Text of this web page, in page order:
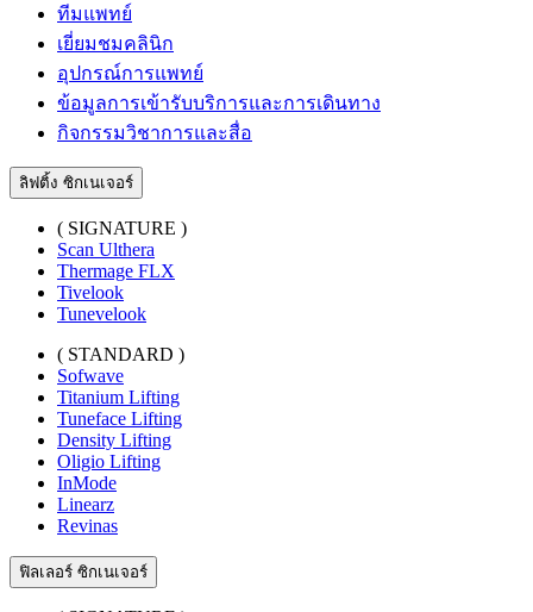
ทีมแพทย์
เยี่ยมชมคลินิก
อุปกรณ์การแพทย์
ข้อมูลการเข้ารับบริการและการเดินทาง
กิจกรรมวิชาการและสื่อ
ลิฟติ้ง ซิกเนเจอร์
( SIGNATURE )
Scan Ulthera
Thermage FLX
Tivelook
Tunevelook
( STANDARD )
Sofwave
Titanium Lifting
Tuneface Lifting
Density Lifting
Oligio Lifting
InMode
Linearz
Revinas
ฟิลเลอร์ ซิกเนเจอร์